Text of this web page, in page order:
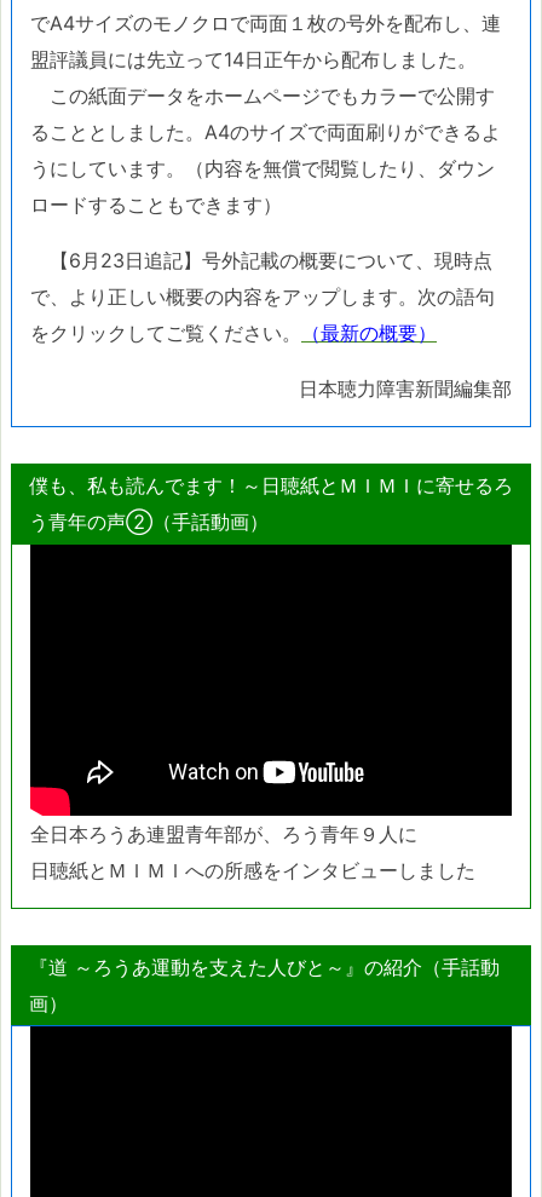
でA4サイズのモノクロで両面１枚の号外を配布し、連
盟評議員には先立って14日正午から配布しました。
この紙面データをホームページでもカラーで公開す
ることとしました。A4のサイズで両面刷りができるよ
うにしています。（内容を無償で閲覧したり、ダウン
ロードすることもできます）
【6月23日追記】号外記載の概要について、現時点
で、より正しい概要の内容をアップします。次の語句
をクリックしてご覧ください。
（最新の概要）
日本聴力障害新聞編集部
僕も、私も読んでます！～日聴紙とＭＩＭＩに寄せるろ
う青年の声②（手話動画）
全日本ろうあ連盟青年部が、ろう青年９人に
日聴紙とＭＩＭＩへの所感をインタビューしました
『道 ～ろうあ運動を支えた人びと～』の紹介（手話動
画）